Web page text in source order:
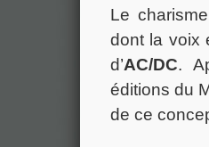
Le
dont la voix
d’AC/DC.
éditions du
de ce